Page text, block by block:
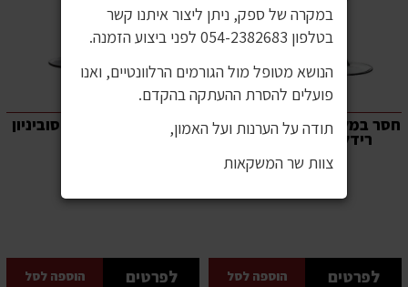
חסר במלאי!!!!!!!!! זוג כוסות
רידל ולוצ'ה שרדונה
לפרטים הוספה לסל
רידל זוג כוסות וינום סוביניון
לפרטים הוספה לסל
במקרה של ספק, ניתן ליצור איתנו קשר
בטלפון 054-2382683 לפני ביצוע הזמנה.
הנושא מטופל מול הגורמים הרלוונטיים, ואנו
פועלים להסרת ההעתקה בהקדם.
תודה על הערנות ועל האמון,
צוות שר המשקאות